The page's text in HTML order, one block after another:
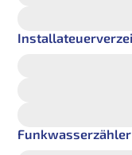
Funkwasserzähler